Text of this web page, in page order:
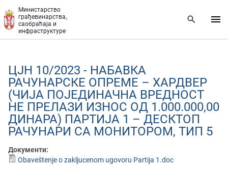
Министарство
грађевинарства,
саобраћаја и
инфраструктуре
ЦЈН 10/2023 - НАБАВКА
РАЧУНАРСКЕ ОПРЕМЕ – ХАРДВЕР
(ЧИЈА ПОЈЕДИНАЧНА ВРЕДНОСТ
НЕ ПРЕЛАЗИ ИЗНОС ОД 1.000.000,00
ДИНАРА) ПАРТИЈА 1 – ДЕСКТОП
РАЧУНАРИ СА МОНИТОРОМ, ТИП 5
Документи:
Obaveštenje o zakljucenom ugovoru Partija 1.doc